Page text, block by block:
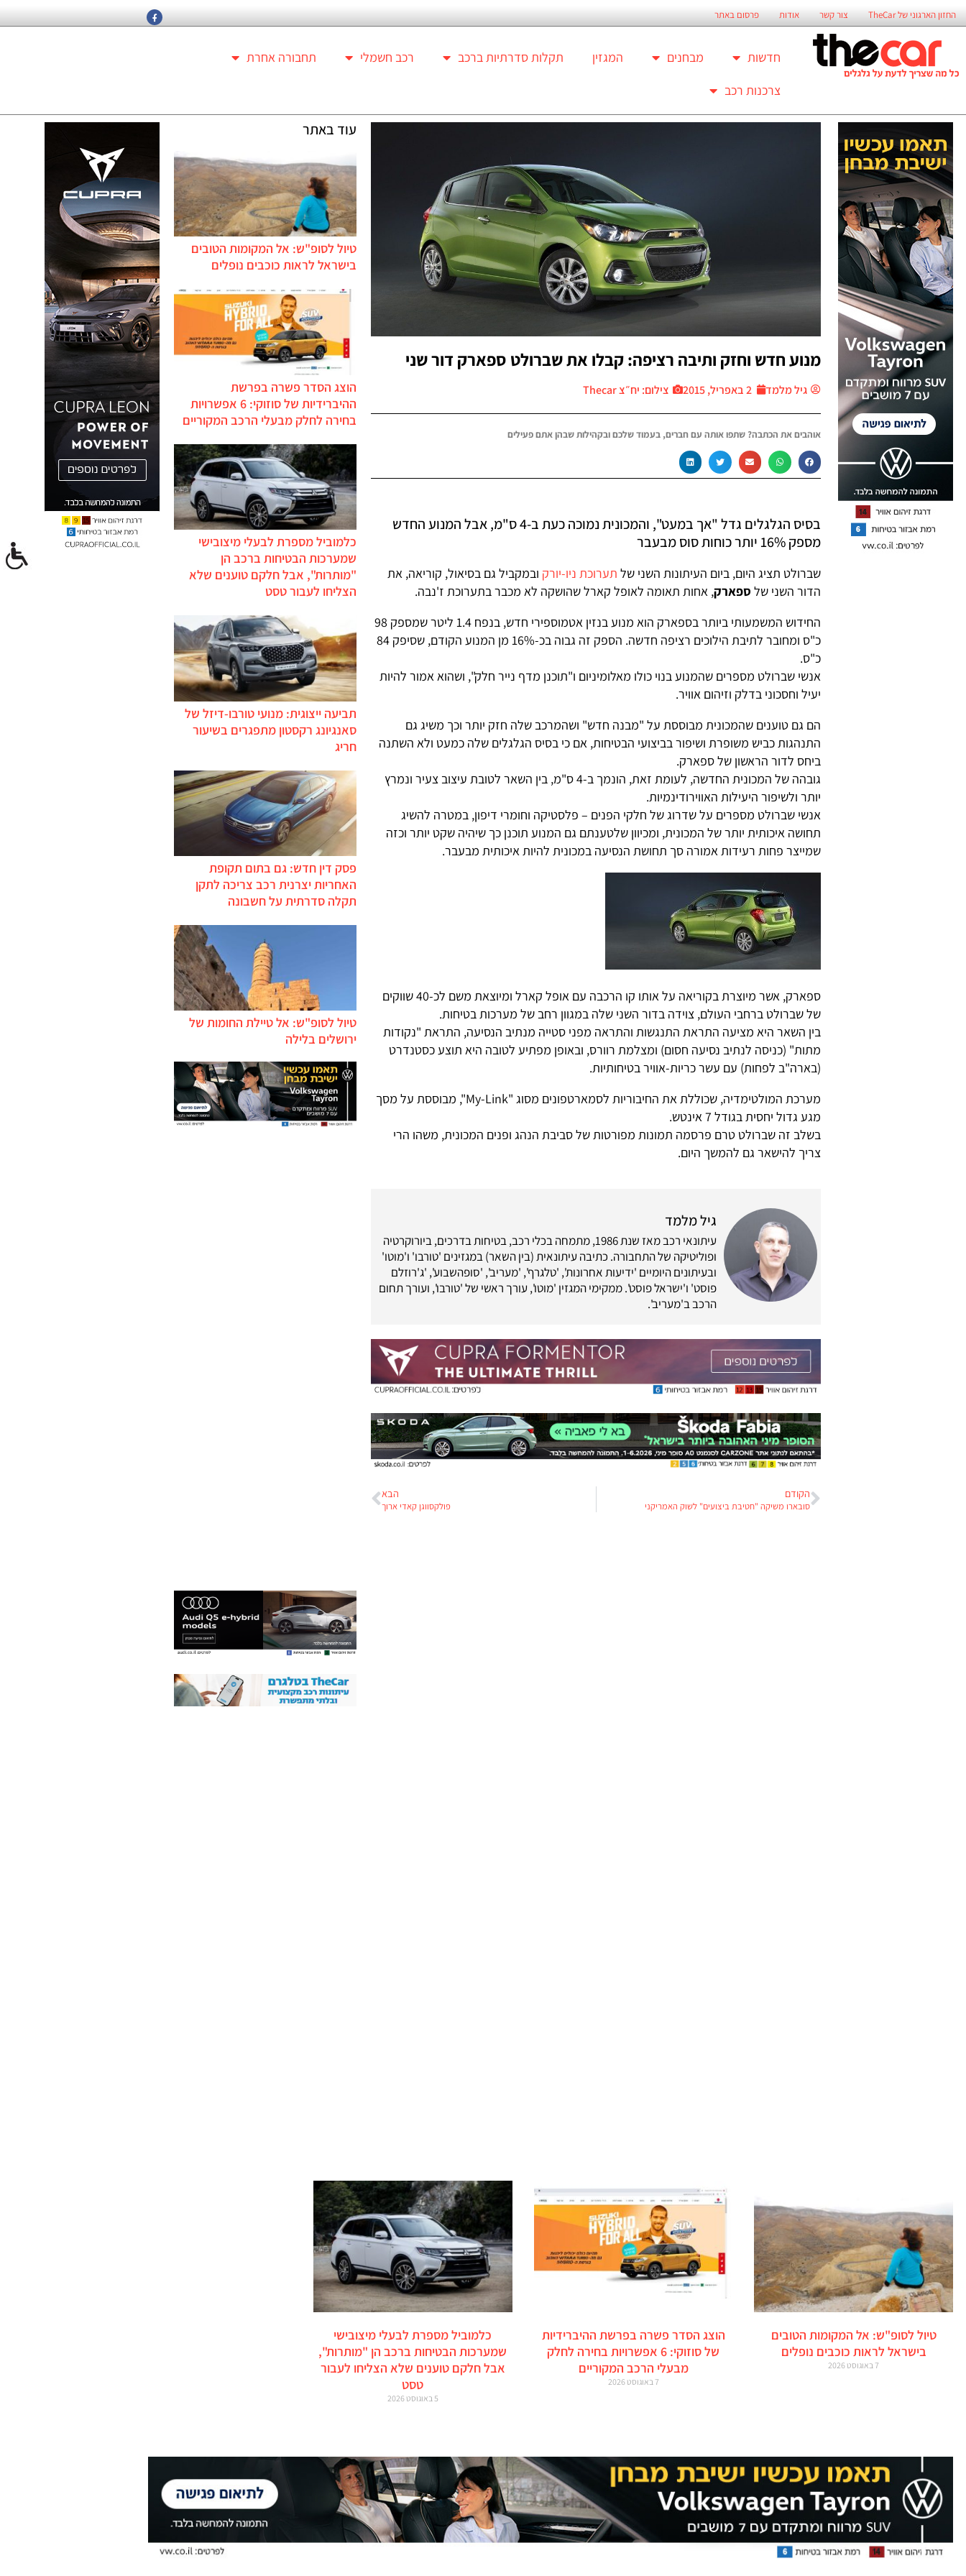
החזון הארגוני של TheCar צור קשר אודות פרסום באתר
חדשות מבחנים המגזין תקלות סדרתיות ברכב רכב חשמלי
תחבורה אחרת
צרכנות רכב
מנוע חדש וחזק ותיבה רציפה: קבלו את שברולט ספארק דור שני
גיל מלמד 2 באפריל, 2015 צילום: יח״צ Thecar
אוהבים את הכתבה? שתפו אותה עם חברים, בעמוד שלכם ובקהילות שבהן אתם פעילים
בסיס הגלגלים גדל "אך במעט", והמכונית נמוכה כעת ב-4 ס"מ, אבל המנוע החדש
מספק 16% יותר כוחות סוס מבעבר
שברולט תציג היום, ביום העיתונות השני של תערוכת ניו-יורק ובמקביל גם בסיאול, קוריאה, את
הדור השני של ספארק, אחות תאומה לאופל קארל שהושקה לא מכבר בתערוכת ז'נבה.
החידוש המשמעותי ביותר בספארק הוא מנוע בנזין אטמוספירי חדש, בנפח 1.4 ליטר שמספק 98
כ"ס ומחובר לתיבת הילוכים רציפה חדשה. הספק זה גבוה בכ-16% מן המנוע הקודם, שסיפק 84
כ"ס.
אנשי שברולט מספרים שהמנוע בנוי כולו מאלומיניום ו"תוכנן מדף נייר חלק", ושהוא אמור להיות
יעיל וחסכוני בדלק וזיהום אוויר.
הם גם טוענים שהמכונית מבוססת על "מבנה חדש" ושהמרכב שלה חזק יותר וכך משיג גם
התנהגות כביש משופרת ושיפור בביצועי הבטיחות, אם כי בסיס הגלגלים שלה כמעט ולא השתנה
ביחס לדור הראשון של ספארק.
גובהה של המכונית החדשה, לעומת זאת, הונמך ב-4 ס"מ, בין השאר לטובת עיצוב צעיר ונמרץ
יותר ולשיפור היעילות האווירודינמיות.
אנשי שברולט מספרים על שדרוג של חלקי הפנים – פלסטיקה וחומרי דיפון, במטרה להשיג
תחושה איכותית יותר של המכונית, ומכיוון שלטענתם גם המנוע תוכנן כך שיהיה שקט יותר וכזה
שמייצר פחות רעידות אמורה סך תחושת הנסיעה במכונית להיות איכותית מבעבר.
ספארק, אשר מיוצרת בקוריאה על אותו קו הרכבה עם אופל קארל ומיוצאת משם לכ-40 שווקים
של שברולט ברחבי העולם, צוידה בדור השני שלה במגוון רחב של מערכות בטיחות.
בין השאר היא מציעה התראת התנגשות והתראה מפני סטייה מנתיב הנסיעה, התראת "נקודות
מתות" (כניסה לנתיב נסיעה חסום) ומצלמת רוורס, ובאופן מפתיע לטובה היא תוצע כסטנדרט
(בארה"ב לפחות) עם עשר כריות-אוויר בטיחותיות.
מערכת המולטימדיה, שכוללת את החיבוריות לסמארטפונים מסוג "My-Link", מבוססת על מסך
מגע גדול יחסית בגודל 7 אינטש.
בשלב זה שברולט טרם פרסמה תמונות מפורטות של סביבת הנהג ופנים המכונית, משהו הרי
צריך להישאר גם להמשך היום.
גיל מלמד
עיתונאי רכב מאז שנת 1986, מתמחה בכלי רכב, בטיחות בדרכים, ביורוקרטיה
ופוליטיקה של התחבורה. כתיבה עיתונאית (בין השאר) במגזינים 'טורבו' ו'מוטו'
ובעיתונים היומיים 'ידיעות אחרונות', 'טלגרף', 'מעריב', 'סופהשבוע', 'ג'רוזלם
פוסט' ו'ישראל פוסט'. ממקימי המגזין 'מוטו', עורך ראשי של 'טורבו', ועורך תחום
הרכב ב'מעריב'.
הקודם
סובארו משיקה "חטיבת ביצועים" לשוק האמריקני
הבא
פולקסווגן קאדי ארוך
עוד באתר
טיול לסופ"ש: אל המקומות הטובים
בישראל לראות כוכבים נופלים
הוצג הסדר פשרה בפרשת
ההיברידיות של סוזוקי: 6 אפשרויות
בחירה לחלק מבעלי הרכב המקוריים
כלמוביל מספרת לבעלי מיצובישי
שמערכות הבטיחות ברכב הן
"מותרות", אבל חלקם טוענים שלא
הצליחו לעבור טסט
תביעה ייצוגית: מנועי טורבו-דיזל של
סאנגיונג רקסטון מתפגרים בשיעור
חריג
פסק דין חדש: גם בתום תקופת
האחריות יצרנית רכב צריכה לתקן
תקלה סדרתית על חשבונה
טיול לסופ"ש: אל טיילת החומות של
ירושלים בלילה
טיול לסופ"ש: אל המקומות הטובים
בישראל לראות כוכבים נופלים
7 באוגוסט 2026
הוצג הסדר פשרה בפרשת ההיברידיות
של סוזוקי: 6 אפשרויות בחירה לחלק
מבעלי הרכב המקוריים
7 באוגוסט 2026
כלמוביל מספרת לבעלי מיצובישי
שמערכות הבטיחות ברכב הן "מותרות",
אבל חלקם טוענים שלא הצליחו לעבור
טסט
5 באוגוסט 2026